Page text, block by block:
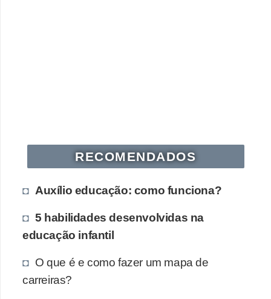
RECOMENDADOS
Auxílio educação: como funciona?
5 habilidades desenvolvidas na
educação infantil
O que é e como fazer um mapa de
carreiras?